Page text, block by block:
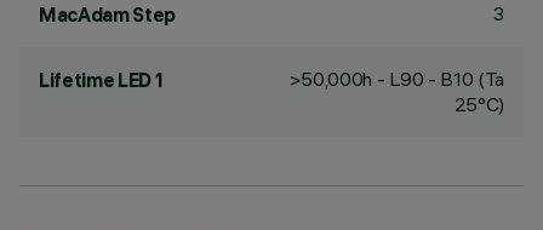
MacAdam Step 3
Lifetime LED 1
>50,000h - L90 - B10 (Ta
25°C)